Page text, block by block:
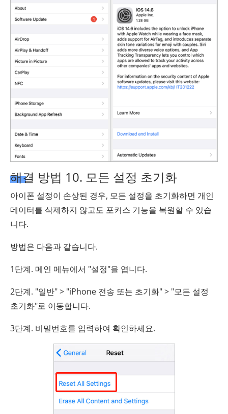
해결 방법 10. 모든 설정 초기화
아이폰 설정이 손상된 경우, 모든 설정을 초기화하면 개인
데이터를 삭제하지 않고도 포커스 기능을 복원할 수 있습
니다.
방법은 다음과 같습니다.
1단계. 메인 메뉴에서 "설정"을 엽니다.
2단계. "일반" > "iPhone 전송 또는 초기화" > "모든 설정
초기화"로 이동합니다.
3단계. 비밀번호를 입력하여 확인하세요.